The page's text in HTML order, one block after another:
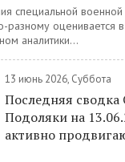
специальной
оценивается в
аналитики...
13 июнь 2026, Суббота
Последняя
Подоляки на
активно